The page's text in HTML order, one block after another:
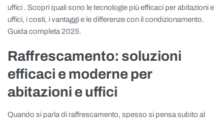
uffici . Scopri quali sono le tecnologie più efficaci per abitazioni e
uffici, i costi, i vantaggi e le differenze con il condizionamento.
Guida completa 2025.
Raffrescamento: soluzioni
efficaci e moderne per
abitazioni e uffici
Quando si parla di raffrescamento, spesso si pensa subito al